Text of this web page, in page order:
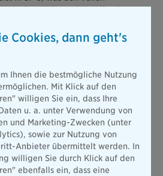
seinen Führerschein allerdings
in der Regel direkt von der
im ersten Versicherungsjahr
Fahranfänger und -anfängerinnen
ein Motorrad oder Auto versichert
gegebenenfalls die sogenannte
Das neue Motorrad läuft als
der Elternund startet je nach
besseren Klasse als SF 0. Das ist
in den ersten Saisons eine clevere
Belastung im Rahmen zu halten.
bei allen Versicherern.
Cookies, dann geht's
Ihnen die bestmögliche Nutzung
Mit Klick auf den
willigen Sie ein, dass Ihre
u. a. unter Verwendung von
und Marketing-Zwecken (unter
sowie zur Nutzung von
Anbieter übermittelt werden. In
willigen Sie durch Klick auf den
ebenfalls ein, dass eine